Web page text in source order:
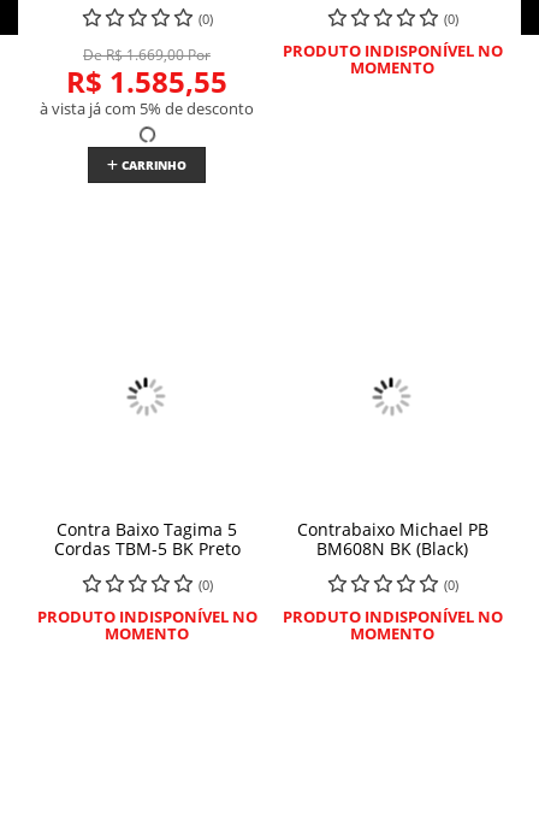
(0)
De R$ 1.669,00 Por
R$ 1.585,55
à vista já com 5% de desconto
CARRINHO
(0)
PRODUTO INDISPONÍVEL NO
MOMENTO
Contra Baixo Tagima 5
Cordas TBM-5 BK Preto
(0)
PRODUTO INDISPONÍVEL NO
MOMENTO
Contrabaixo Michael PB
BM608N BK (Black)
(0)
PRODUTO INDISPONÍVEL NO
MOMENTO